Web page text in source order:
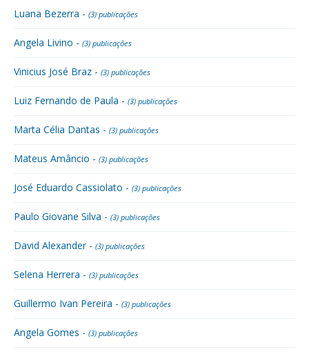
Luana Bezerra - (3) publicações
Angela Livino - (3) publicações
Vinicius José Braz - (3) publicações
Luiz Fernando de Paula - (3) publicações
Marta Célia Dantas - (3) publicações
Mateus Amâncio - (3) publicações
José Eduardo Cassiolato - (3) publicações
Paulo Giovane Silva - (3) publicações
David Alexander - (3) publicações
Selena Herrera - (3) publicações
Guillermo Ivan Pereira - (3) publicações
Angela Gomes - (3) publicações